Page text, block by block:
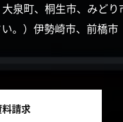
泉町、桐生市、みど
。）伊勢崎市、前橋市
請求